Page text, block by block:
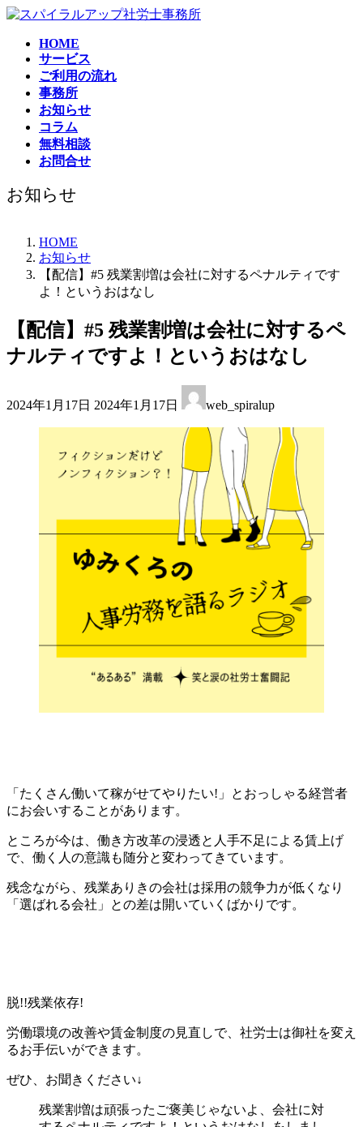
コ
ナ
HOME
サービス
ご利用の流れ
事務所
お知らせ
コラム
無料相談
お問合せ
お知らせ
HOME
お知らせ
【配信】#5 残業割増は会社に対するペナルティです
よ！というおはなし
【配信】#5 残業割増は会社に対するペ
ナルティですよ！というおはなし
2024年1月17日 終
更
日
時
2024年1月17日 web_spiralup
「たくさん働いて稼がせてやりたい!」とおっしゃる経営者
にお会いすることがあります。
ところが今は、働き方改革の浸透と人手不足による賃上げ
で、働く人の意識も随分と変わってきています。
残念ながら、残業ありきの会社は採用の競争力が低くなり
「選ばれる会社」との差は開いていくばかりです。
脱!!残業依存!
労働環境の改善や賃金制度の見直しで、社労士は御社を変え
るお手伝いができます。
ぜひ、お聞きください↓
残業割増は頑張ったご褒美じゃないよ、会社に対